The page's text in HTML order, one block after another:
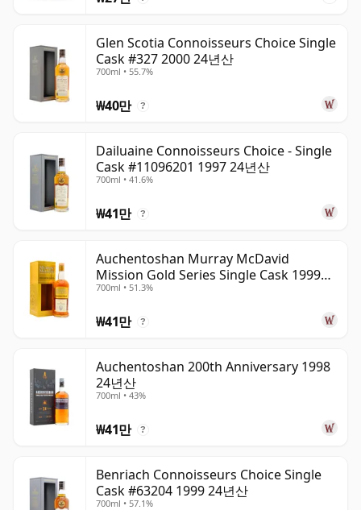
Glen Scotia Connoisseurs Choice Single
Cask #327 2000 24년산
700ml • 55.7%
₩40만 ?
Dailuaine Connoisseurs Choice - Single
Cask #11096201 1997 24년산
700ml • 41.6%
₩41만 ?
Auchentoshan Murray McDavid
Mission Gold Series Single Cask 1999
24년산
700ml • 51.3%
₩41만 ?
Auchentoshan 200th Anniversary 1998
24년산
700ml • 43%
₩41만 ?
Benriach Connoisseurs Choice Single
Cask #63204 1999 24년산
700ml • 57.1%